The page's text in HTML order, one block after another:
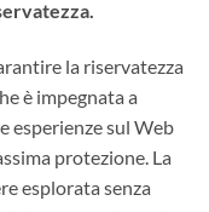
la riservatezza
è impegnata a
esperienze sul Web
protezione. La
esplorata senza